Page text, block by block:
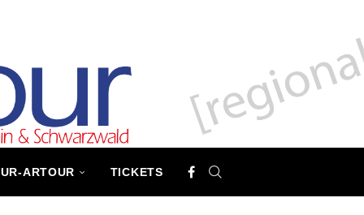
ARTOUR TICKETS